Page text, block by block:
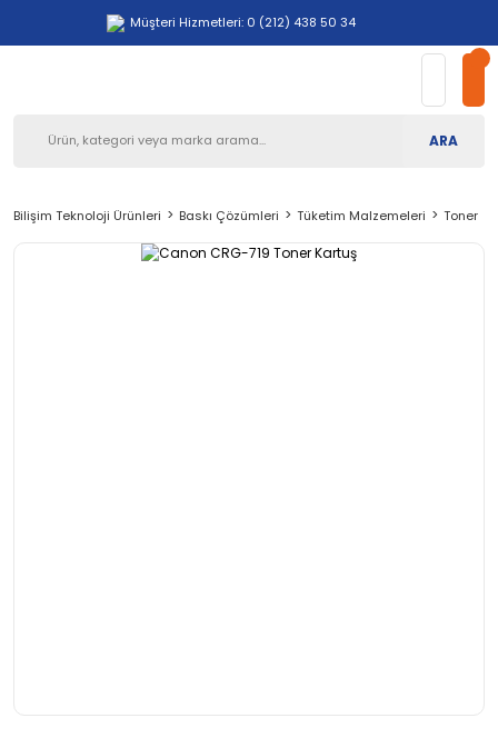
Müşteri Hizmetleri: 0 (212) 438 50 34
ARA
Bilişim Teknoloji Ürünleri Baskı Çözümleri Tüketim Malzemeleri Toner